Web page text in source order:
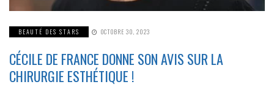
BEAUTÉ DES STARS OCTOBRE 30, 2023
CÉCILE DE FRANCE DONNE SON AVIS SUR LA
CHIRURGIE ESTHÉTIQUE !